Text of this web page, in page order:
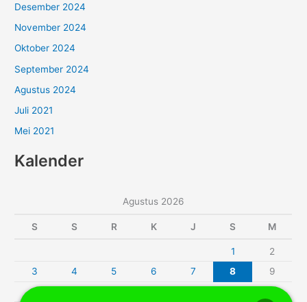
Desember 2024
November 2024
Oktober 2024
September 2024
Agustus 2024
Juli 2021
Mei 2021
Kalender
Agustus 2026
S S R K J S M
1
2
3
4 5 6 7 8
9
10